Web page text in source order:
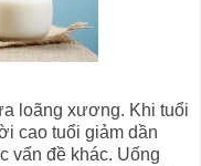
loãng xương. Khi tuổi
cao tuổi giảm dần
vấn đề khác. Uống